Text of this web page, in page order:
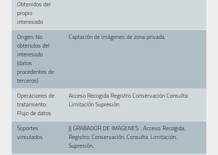
Obtenidos del
propio
interesado
Origen: No
obtenidos del
interesado
(datos
procedentes de
terceros)
Captación de imágenes de zona privada.
Operaciones de
tratamiento:
Flujo de datos
Acceso Recogida Registro Conservación Consulta
Limitación Supresión
Soportes
vinculados
|| GRABADOR DE IMAGENES: . Acceso. Recogida.
Registro. Conservación. Consulta. Limitación.
Supresión.